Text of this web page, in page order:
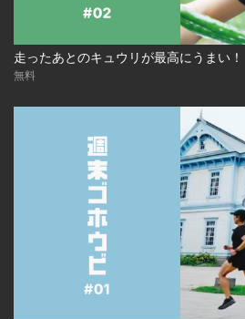
走ったあとのキュウリが最高にうまい！
無料